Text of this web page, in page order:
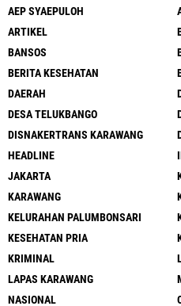
AEP SYAEPULOH
ARTIKEL
BANSOS
BERITA KESEHATAN
DAERAH
DESA TELUKBANGO
DISNAKERTRANS KARAWANG
HEADLINE
JAKARTA
KARAWANG
KELURAHAN PALUMBONSARI
KESEHATAN PRIA
KRIMINAL
LAPAS KARAWANG
NASIONAL